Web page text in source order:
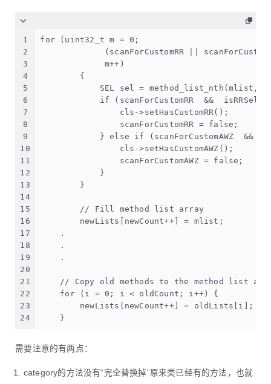
1
2
3
4
5
6
7
8
9
10
11
12
13
14
15
16
17
18
19
20
21
22
23
24
for (uint32_t m = 0;
(scanForCustomRR ||
             m++)
        {
SEL sel = method_list_nth(mlist,
if (scanForCustomRR  &&
                cls->setHasCustomRR();
                scanForCustomRR = false;
} else if (scanForCustomAWZ  &&
                cls->setHasCustomAWZ();
                scanForCustomAWZ = false;
            }
        }
        // Fill method list array
        newLists[newCount++] = mlist;
    .
    .
    .
// Copy old methods to the method list
    for (i = 0; i < oldCount; i++) {
        newLists[newCount++] = oldLists[i];
    }
需要注意的有两点：
category的方法没有“完全替换掉”原来类已经有的方法，也就